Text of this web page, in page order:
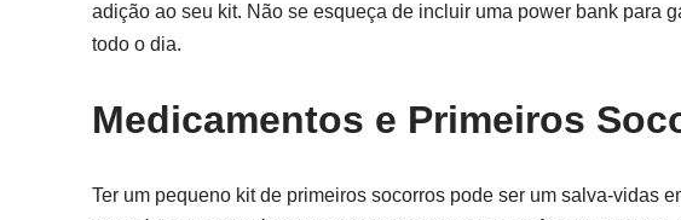
adição ao seu kit. Não se esqueça de incluir uma power bank para
todo o dia.
Medicamentos e Primeiros
Ter um pequeno kit de primeiros socorros pode ser um salva-vidas